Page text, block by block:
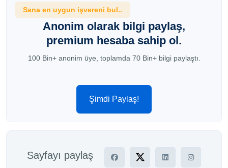
Sana en uygun işvereni bul..
Anonim olarak bilgi paylaş,
premium hesaba sahip ol.
100 Bin+ anonim üye, toplamda 70 Bin+ bilgi paylaştı.
Şimdi Paylaş!
Sayfayı paylaş